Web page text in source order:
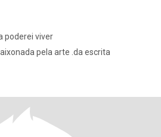
poderei viver
pela arte .da escrita